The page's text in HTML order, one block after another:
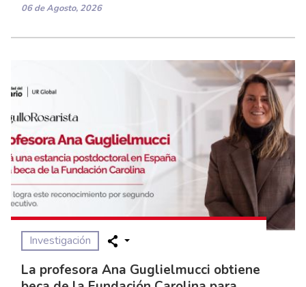
06 de Agosto, 2026
Investigación
La profesora Ana Guglielmucci obtiene